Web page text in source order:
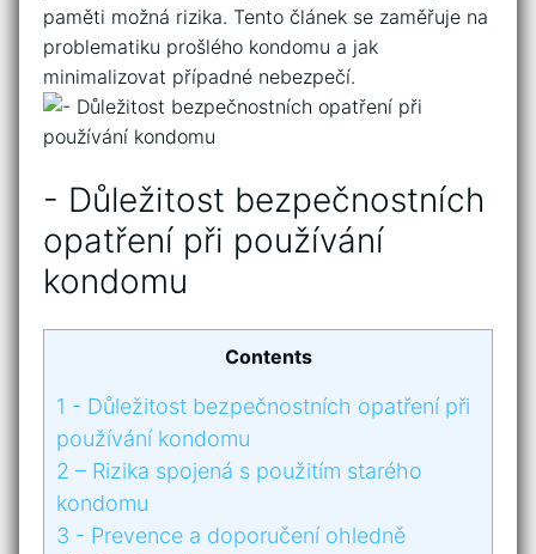
paměti možná ‌rizika. Tento ⁤článek se zaměřuje ​na
problematiku prošlého kondomu a jak
minimalizovat případné nebezpečí.
-⁤ Důležitost bezpečnostních
opatření ⁤při používání
kondomu
Contents
1 -⁤ Důležitost bezpečnostních opatření ⁤při
používání kondomu
2 – Rizika spojená s použitím starého
kondomu
3 -‍ Prevence a doporučení ohledně